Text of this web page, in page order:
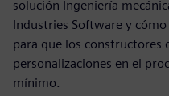
solución Ingeniería
Industries Software y
para que los constructores
personalizaciones en el
mínimo.